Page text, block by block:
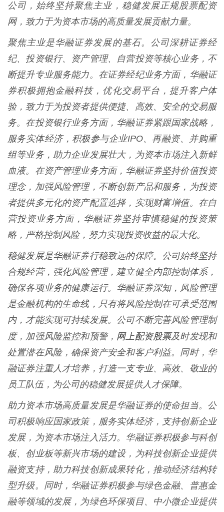
公司，始终坚持聚焦主业，稳健发展正规股票配资
网，致力于为资本市场的高质量发展贡献力量。
聚焦主业是华融证券发展的基石。公司深耕证券经
纪、投资银行、资产管理、自营投资等核心业务，不
断提升专业服务能力。在证券经纪业务方面，华融证
券积极拥抱金融科技，优化交易平台，提升客户体
验，致力于为投资者提供便捷、高效、安全的交易服
务。在投资银行业务方面，华融证券紧跟国家战略，
服务实体经济，积极参与企业IPO、再融资、并购重
组等业务，助力企业发展壮大，为资本市场注入新鲜
血液。在资产管理业务方面，华融证券坚持价值投资
理念，加强风险管理，不断创新产品和服务，为投资
者提供多元化的资产配置选择，实现财富增值。在自
营投资业务方面，华融证券坚持审慎稳健的投资策
略，严格控制风险，努力实现投资收益的最大化。
稳健发展是华融证券行稳致远的保障。公司始终坚持
合规经营，强化风险管理，建立健全内部控制体系，
确保各项业务的健康运行。华融证券深知，风险管理
是金融机构的生命线，只有将风险控制在可承受范围
内，才能实现可持续发展。公司不断完善风险管理制
度，加强风险监控和预警， 网上配资股票及时发现和
处置潜在风险，确保资产安全和客户利益。同时，华
融证券注重人才培养，打造一支专业、高效、敬业的
员工队伍，为公司的稳健发展提供人才保障。
助力资本市场高质量发展是华融证券的使命担当。公
司积极响应国家政策，服务实体经济，支持创新企业
发展，为资本市场注入活力。华融证券积极参与科创
板、创业板等新兴市场的建设，为科技创新企业提供
融资支持，助力科技创新成果转化，推动经济结构转
型升级。同时，华融证券积极参与绿色金融、普惠金
融等领域的发展，为绿色环保项目、中小微企业提供